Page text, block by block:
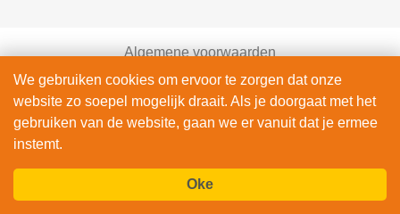
Algemene voorwaarden
Privacy Policy
Contact
Bedrijven Inlog
We gebruiken cookies om ervoor te zorgen dat onze
website zo soepel mogelijk draait. Als je doorgaat met het
gebruiken van de website, gaan we er vanuit dat je ermee
instemt.
Oke